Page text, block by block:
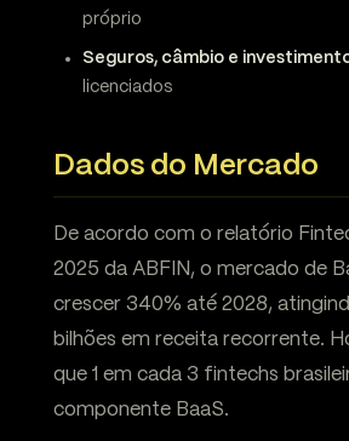
próprio
Seguros, câmbio e
licenciados
Dados do Mercado
De acordo com o relatório
2025 da ABFIN, o mercado de
crescer 340% até 2028,
bilhões em receita recorrente.
que 1 em cada 3 fintechs
componente BaaS.